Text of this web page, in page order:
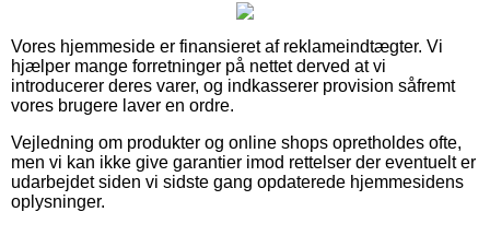
Vores hjemmeside er finansieret af reklameindtægter. Vi
hjælper mange forretninger på nettet derved at vi
introducerer deres varer, og indkasserer provision såfremt
vores brugere laver en ordre.
Vejledning om produkter og online shops opretholdes ofte,
men vi kan ikke give garantier imod rettelser der eventuelt er
udarbejdet siden vi sidste gang opdaterede hjemmesidens
oplysninger.